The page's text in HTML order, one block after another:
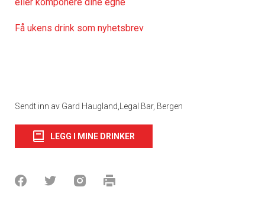
Få ukens drink som nyhetsbrev
Sendt inn av Gard Haugland,Legal Bar, Bergen
LEGG I MINE DRINKER